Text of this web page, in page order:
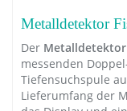
Metalldetektor
Der Metalldetektor
messenden
Tiefensuchspule
Lieferumfang der